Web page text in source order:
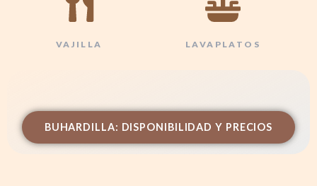
VAJILLA LAVAPLATOS
BUHARDILLA: DISPONIBILIDAD Y PRECIOS